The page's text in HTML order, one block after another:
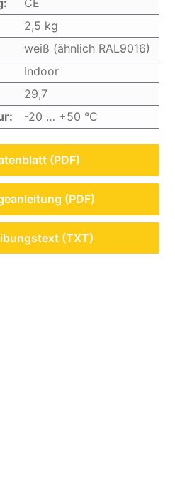
2,5 kg
weiß (ähnlich RAL9016)
Indoor
29,7
-20 … +50 °C
(PDF)
(PDF)
(TXT)